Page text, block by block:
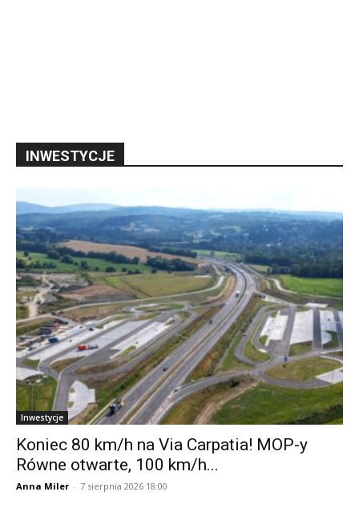
INWESTYCJE
Inwestycje
Koniec 80 km/h na Via Carpatia! MOP-y
Równe otwarte, 100 km/h...
Anna Miler - 7 sierpnia 2026 18:00